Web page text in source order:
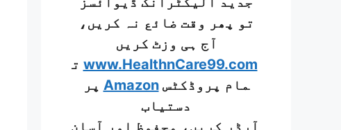
تو پھر وقت ضائع نہ کریں،
آج ہی وزٹ کریں
www.HealthnCare99.com ت
مام پروڈکٹسAmazon پر
دستیاب
آرڈر کریں، محفوظ اور آسان